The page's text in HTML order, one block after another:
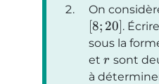
On
[8; 20].
sous la
et r sont
à